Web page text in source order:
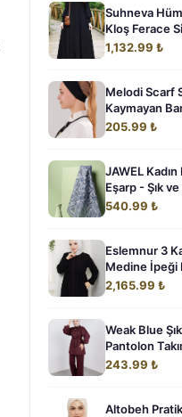
Suhneva
Kloş Ferace
1,132.99 ₺
Melodi Scarf
Kaymayan
205.99 ₺
JAWEL
Eşarp - Şık
540.99 ₺
Eslemnur 3
Medine İpeği
2,165.99 ₺
Weak Blue
Pantolon
243.99 ₺
Altobeh